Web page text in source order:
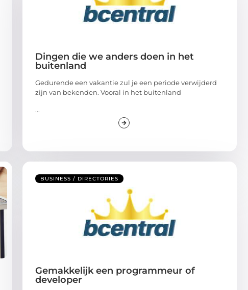
Dingen die we anders doen in het
buitenland
Gedurende een vakantie zul je een periode verwijderd
zijn van bekenden. Vooral in het buitenland
...
BUSINESS / DIRECTORIES
Gemakkelijk een programmeur of
developer